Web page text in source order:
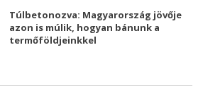
Túlbetonozva: Magyarország jövője
azon is múlik, hogyan bánunk a
termőföldjeinkkel